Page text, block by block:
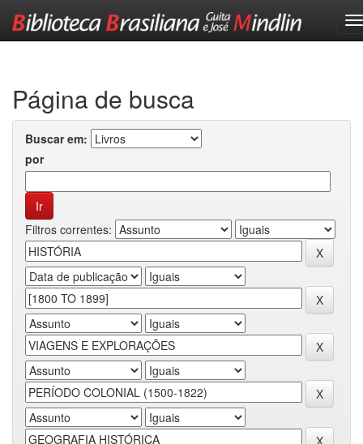
Página de busca
Buscar em:
por
Filtros correntes: